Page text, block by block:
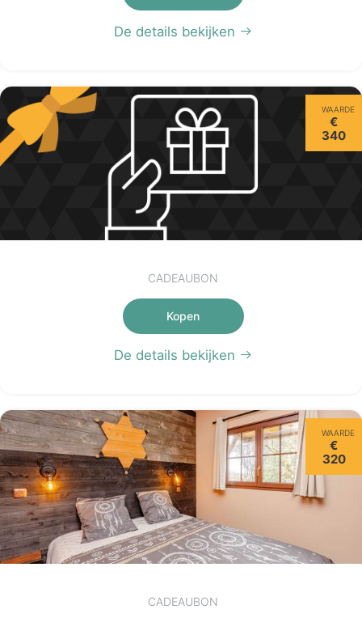
De details bekijken
WAARDE
€
340
CADEAUBON
Kopen
De details bekijken
WAARDE
€
320
CADEAUBON